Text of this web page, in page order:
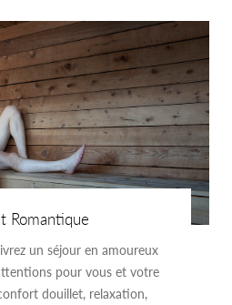
Romantique
un séjour en amoureux
pour vous et votre
douillet, relaxation,